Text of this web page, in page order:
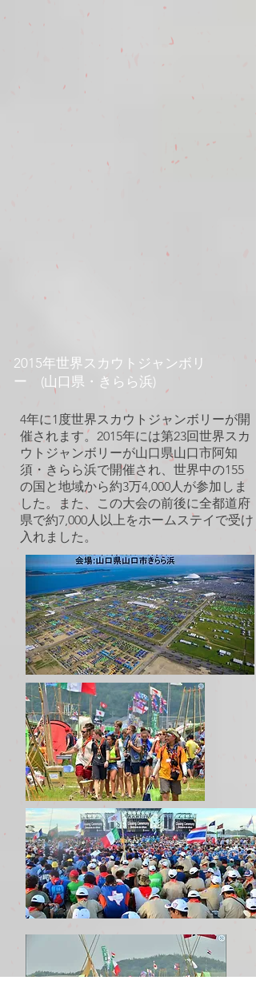
2015年世界スカウトジャンボリ
ー (山口県・きらら浜)
4年に1度世界スカウトジャンボリーが開
催されます。2015年には第23回世界スカ
ウトジャンボリーが山口県山口市阿知
須・きらら浜で開催され、世界中の155
の国と地域から約3万4,000人が参加しま
した。また、この大会の前後に全都道府
県で約7,000人以上をホームステイで受け
入れました。